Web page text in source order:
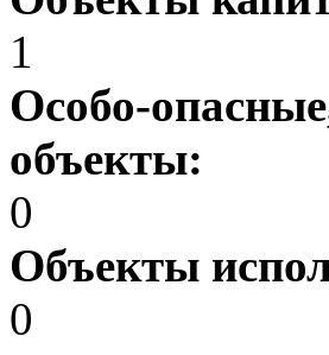
1
Особо-
объекты:
0
Объекты
0